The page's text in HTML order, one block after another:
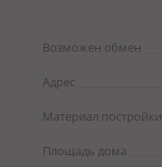
Возможен обмен
Адрес
Материал постройки
Площадь дома